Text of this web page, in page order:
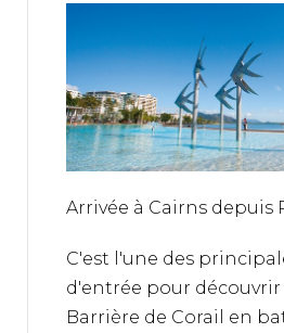
- Les hôtels en
standard (sauf si
différemment) avec
avec petit déjeuner
mentionné dans le
- La location de voiture
kilométrage illimités et
complémentaire
- Les taxes GST (Good &
Arrivée à Cairns depuis
C'est l'une des
d'entrée pour découvrir
Barrière de Corail en